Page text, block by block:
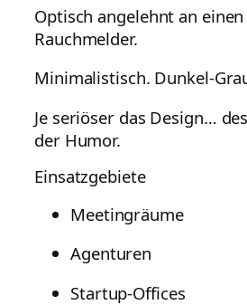
Optisch angelehnt an
Rauchmelder.
Minimalistisch. Dunkel-
Je seriöser das Design…
der Humor.
Einsatzgebiete
Meetingräume
Agenturen
Startup-Offices